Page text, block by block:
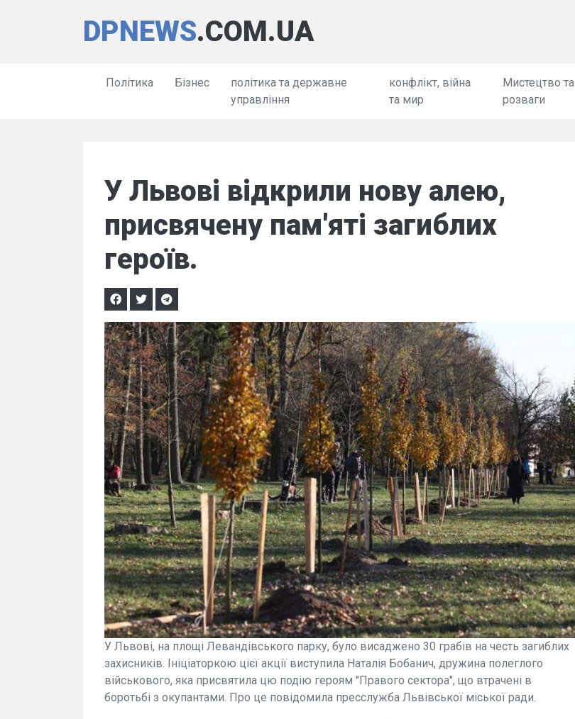
DPNEWS.COM.UA
Політика Бізнес
політика та державне
управління
конфлікт, війна
та мир
Мистецтво та
розваги
У Львові відкрили нову алею,
присвячену пам'яті загиблих
героїв.
У Львові, на площі Левандівського парку, було висаджено 30 грабів на честь загиблих
захисників. Ініціаторкою цієї акції виступила Наталія Бобанич, дружина полеглого
військового, яка присвятила цю подію героям "Правого сектора", що втрачені в
боротьбі з окупантами. Про це повідомила пресслужба Львівської міської ради.